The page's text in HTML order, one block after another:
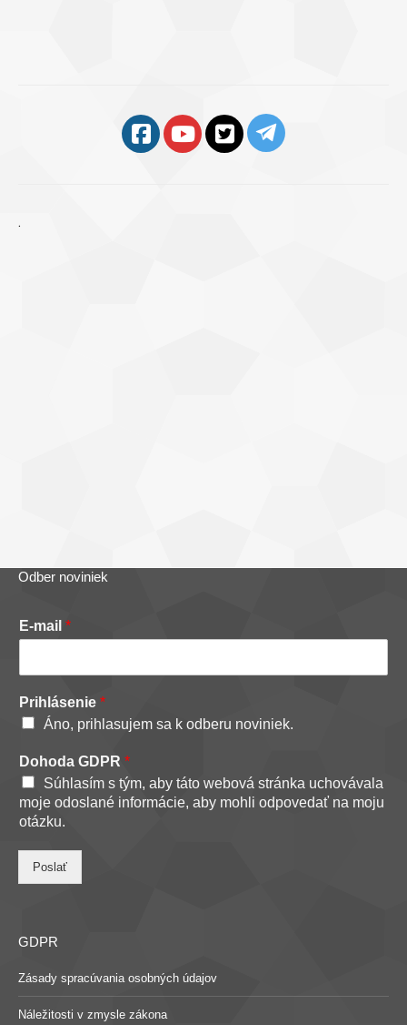
.
Odber noviniek
E-mail *
Prihlásenie *
Áno, prihlasujem sa k odberu noviniek.
Dohoda GDPR *
Súhlasím s tým, aby táto webová stránka uchovávala
moje odoslané informácie, aby mohli odpovedať na moju
otázku.
Poslať
GDPR
Zásady spracúvania osobných údajov
Náležitosti v zmysle zákona